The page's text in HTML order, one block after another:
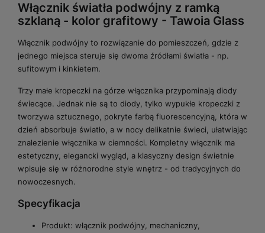
Włącznik światła podwójny z ramką
szklaną - kolor grafitowy - Tawoia Glass
Włącznik podwójny to rozwiązanie do pomieszczeń, gdzie z
jednego miejsca steruje się dwoma źródłami światła - np.
sufitowym i kinkietem.
Trzy małe kropeczki na górze włącznika przypominają diody
świecące. Jednak nie są to diody, tylko wypukłe kropeczki z
tworzywa sztucznego, pokryte farbą fluorescencyjną, która w
dzień absorbuje światło, a w nocy delikatnie świeci, ułatwiając
znalezienie włącznika w ciemności. Kompletny włącznik ma
estetyczny, elegancki wygląd, a klasyczny design świetnie
wpisuje się w różnorodne style wnętrz - od tradycyjnych do
nowoczesnych.
Specyfikacja
Produkt: włącznik podwójny, mechaniczny,